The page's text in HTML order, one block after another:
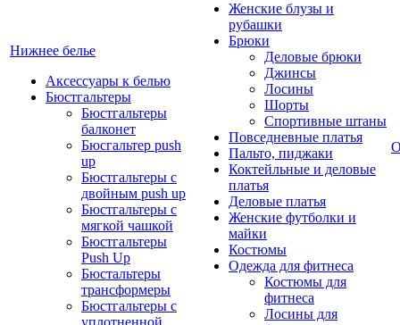
Нижнее белье
Аксессуары к белью
Бюстгальтеры
Бюстгальтеры
балконет
Бюсгальтер push
up
Бюстгальтеры с
двойным push up
Бюстгальтеры с
мягкой чашкой
Бюстгальтеры
Push Up
Бюстальтеры
трансформеры
Бюстгальтеры с
уплотненной
Женские блузы и
рубашки
Брюки
Деловые брюки
Джинсы
Лосины
Шорты
Спортивные штаны
Повседневные платья
Пальто, пиджаки
Коктейльные и деловые
платья
Деловые платья
Женские футболки и
майки
Костюмы
Одежда для фитнеса
Костюмы для
фитнеса
Лосины для